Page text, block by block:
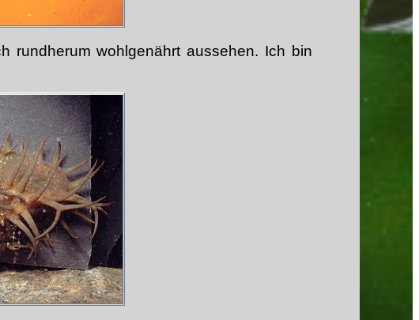
rundherum wohlgenährt aussehen. Ich bin